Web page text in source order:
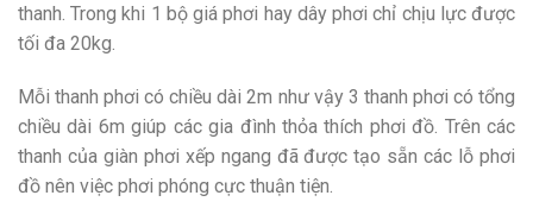
thanh. Trong khi 1 bộ giá phơi hay dây phơi chỉ chịu lực được
tối đa 20kg.
Mỗi thanh phơi có chiều dài 2m như vậy 3 thanh phơi có tổng
chiều dài 6m giúp các gia đình thỏa thích phơi đồ. Trên các
thanh của giàn phơi xếp ngang đã được tạo sẵn các lỗ phơi
đồ nên việc phơi phóng cực thuận tiện.